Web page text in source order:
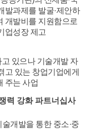
발과제를 발굴·제안하
개발비를 지원함으로
업성장 제고
있으나 기술개발 자
고 있는 창업기업에게
주는 사업
력 강화 파트너십사
개발을 통한 중소·중